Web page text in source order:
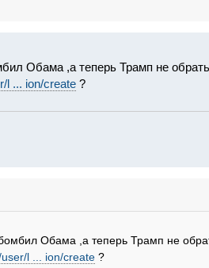
Обама ,а теперь Трамп не
l ... ion/create ?
Обама ,а теперь Трамп не
l ... ion/create ?